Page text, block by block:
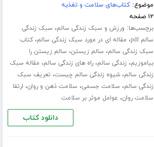
موضوع:کتاب‌های سلامت و تغذیه
۱۲ صفحه
برچسب‌ها: ورزش‌ و سبک زندگی سالم، سبک زندگی
سالم pdf
، مقاله ای در مورد سبک زندگی سالم،کتاب
سبک زندگی سالم، سالم زیستن، سالم زیستن را
بیاموزیم، زندگی سالم،راه های زندگی سالم، مقاله سبک
زندگی سالم،شیوه زندگی سالم چیست، تعریف سبک
زندگی سالم، سلامت جسمی، سلامت ذهن و روان، ارتقا
سلامت روان، عوامل موثر بر سلامت
دانلود کتاب